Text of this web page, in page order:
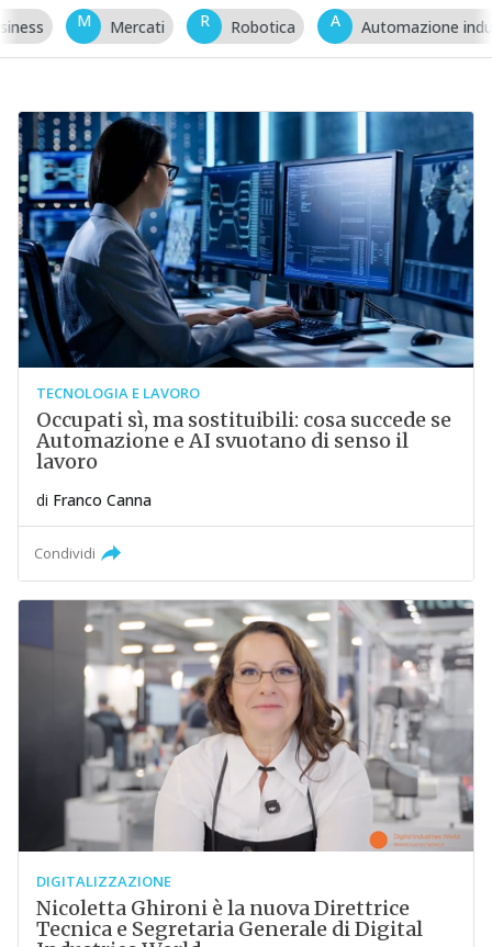
M Mercati R Robotica A Automazione industriale
TECNOLOGIA E LAVORO
Occupati sì, ma sostituibili: cosa succede se
Automazione e AI svuotano di senso il
lavoro
di Franco Canna
Condividi
DIGITALIZZAZIONE
Nicoletta Ghironi è la nuova Direttrice
Tecnica e Segretaria Generale di Digital